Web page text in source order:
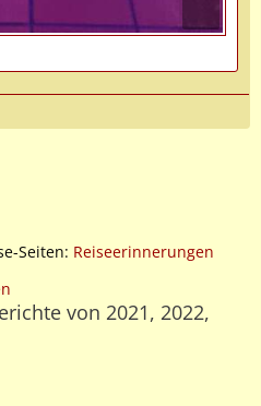
Seiten: Reiseerinnerungen
von 2021, 2022,